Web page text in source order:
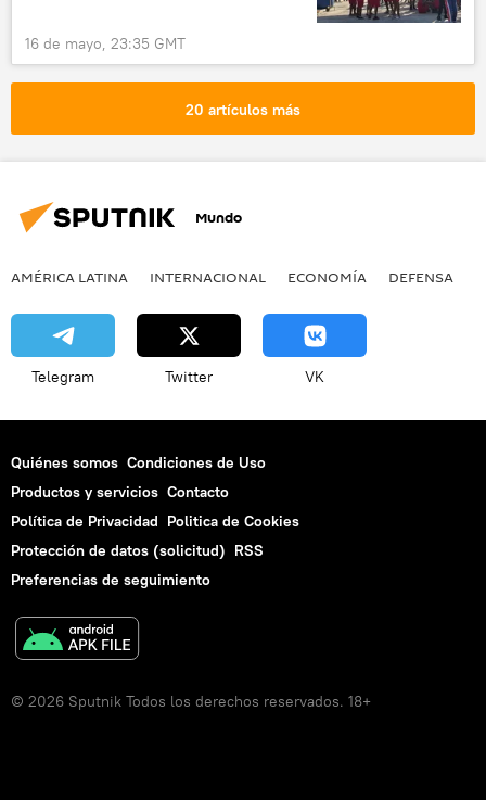
16 de mayo, 23:35 GMT
20 artículos más
Mundo
AMÉRICA LATINA INTERNACIONAL ECONOMÍA DEFENSA
Telegram Twitter VK
Quiénes somos Condiciones de Uso
Productos y servicios Contacto
Política de Privacidad Politica de Cookies
Protección de datos (solicitud) RSS
Preferencias de seguimiento
© 2026 Sputnik Todos los derechos reservados. 18+